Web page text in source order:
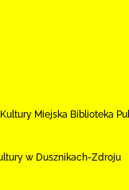
Miejska Biblioteka
w Dusznikach-Zdroju